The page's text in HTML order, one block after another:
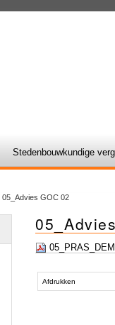
Stedenbouwkundige
05_Advies GOC 02
acties
Afdrukken